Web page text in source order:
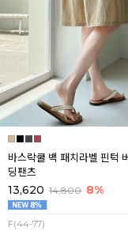
바스락쿨 백 패치라벨 핀턱
딩팬츠
13,620 14,800 8%
F(44-77)